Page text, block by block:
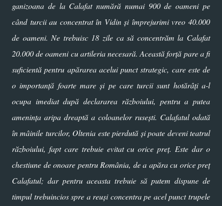
ganizoana de la Calafat numără numai 900 de oameni pe
când turcii au concentrat în Vidin şi împrejurimi vreo 40.000
de oameni. Ne trebuisc 18 zile ca să concentrăm la Calafat
20.000 de oameni cu artileria necesară. Această forţă pare a fi
suficientă pentru apărarea acelui punct strategic, care este de
o importanță foarte mare şi pe care turcii sunt hotărâți a-l
ocupa imediat după declararea războiului, pentru a putea
amenința aripa dreaptă a coloanelor ruseşti. Calafatul odată
în mâinile turcilor, Oltenia este pierdută şi poate deveni teatrul
războiului, fapt care trebuie evitat cu orice preţ. Este dar o
chestiune de onoare pentru România, de a apăra cu orice preț
Calafatul; dar pentru aceasta trebuie să putem dispune de
timpul trebuincios spre a reuși concentra pe acel punct trupele